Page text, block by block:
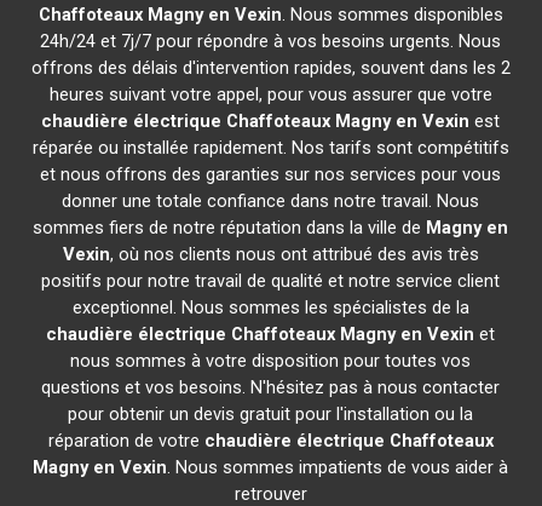
Chaffoteaux Magny en Vexin. Nous sommes disponibles
24h/24 et 7j/7 pour répondre à vos besoins urgents. Nous
offrons des délais d'intervention rapides, souvent dans les 2
heures suivant votre appel, pour vous assurer que votre
chaudière électrique Chaffoteaux Magny en Vexin est
réparée ou installée rapidement. Nos tarifs sont compétitifs
et nous offrons des garanties sur nos services pour vous
donner une totale confiance dans notre travail. Nous
sommes fiers de notre réputation dans la ville de Magny en
Vexin, où nos clients nous ont attribué des avis très
positifs pour notre travail de qualité et notre service client
exceptionnel. Nous sommes les spécialistes de la
chaudière électrique Chaffoteaux Magny en Vexin et
nous sommes à votre disposition pour toutes vos
questions et vos besoins. N'hésitez pas à nous contacter
pour obtenir un devis gratuit pour l'installation ou la
réparation de votre chaudière électrique Chaffoteaux
Magny en Vexin. Nous sommes impatients de vous aider à
retrouver